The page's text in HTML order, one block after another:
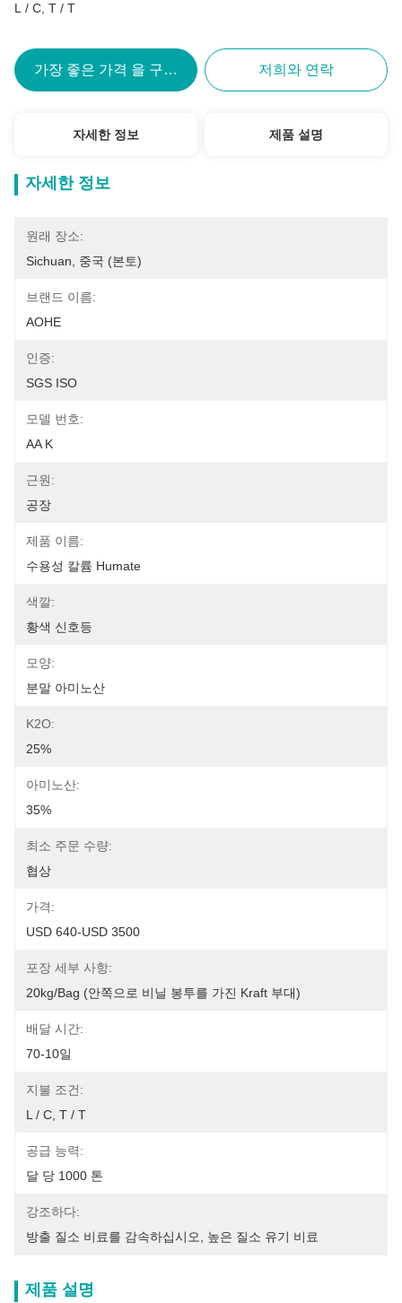
L / C, T / T
가장 좋은 가격 을 구하라 저희와 연락
자세한 정보 제품 설명
자세한 정보
원래 장소:
Sichuan, 중국 (본토)
브랜드 이름:
AOHE
인증:
SGS ISO
모델 번호:
AA K
근원:
공장
제품 이름:
수용성 칼륨 Humate
색깔:
황색 신호등
모양:
분말 아미노산
K2O:
25%
아미노산:
35%
최소 주문 수량:
협상
가격:
USD 640-USD 3500
포장 세부 사항:
20kg/bag (안쪽으로 비닐 봉투를 가진 Kraft 부대)
배달 시간:
70-10일
지불 조건:
L / C, T / T
공급 능력:
달 당 1000 톤
강조하다:
방출 질소 비료를 감속하십시오
높은 질소 유기 비료
제품 설명